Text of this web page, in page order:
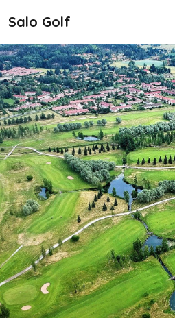
Salo Golf